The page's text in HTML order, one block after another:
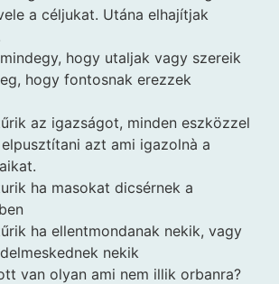
a céljukat. Utána elhajítjak
hogy utaljak vagy szereik
hogy fontosnak erezzek
az igazságot, minden eszközzel
azt ami igazolnà a
ha masokat dicsérnek a
ha ellentmondanak nekik, vagy
nekik
van olyan ami nem illik orbanra?